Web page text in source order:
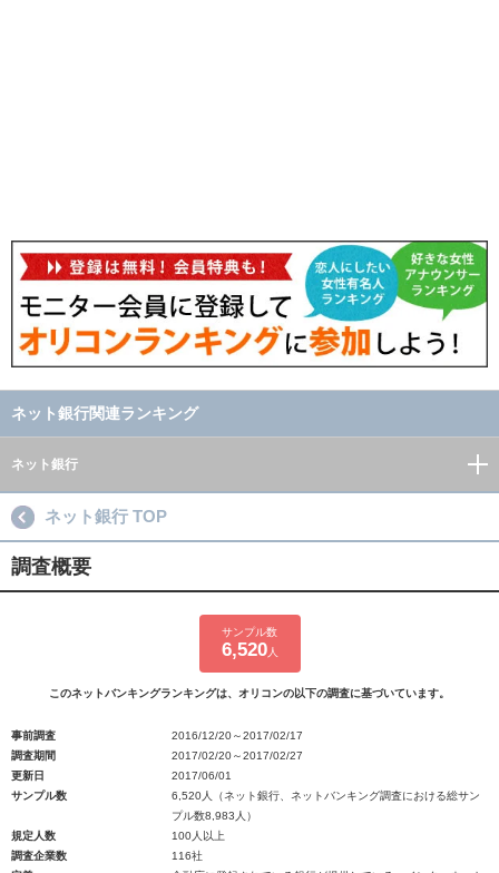
ネット銀行関連ランキング
ネット銀行
ネット銀行 TOP
調査概要
サンプル数
6,520人
このネットバンキングランキングは、オリコンの以下の調査に基づいています。
事前調査
2016/12/20～2017/02/17
調査期間
2017/02/20～2017/02/27
更新日
2017/06/01
サンプル数
6,520人（ネット銀行、ネットバンキング調査における総サン
プル数8,983人）
規定人数
100人以上
調査企業数
116社